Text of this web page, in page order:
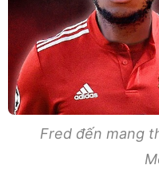
Fred đến mang